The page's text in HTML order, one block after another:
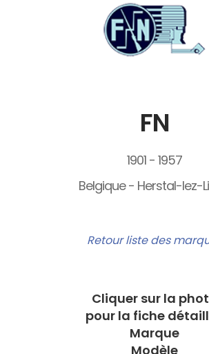
FN
1901 - 1957
Belgique - Herstal-lez-
Retour liste des
Cliquer sur la
pour la fiche
Marque
Modèle